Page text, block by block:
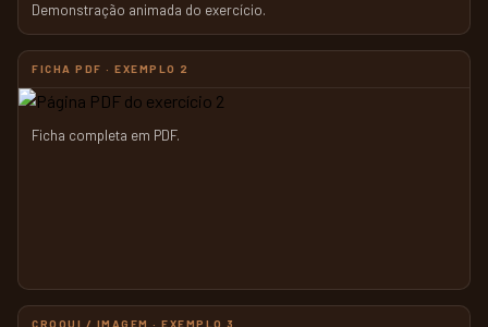
Demonstração animada do exercício.
FICHA PDF · EXEMPLO 2
Ficha completa em PDF.
CROQUI / IMAGEM · EXEMPLO 3